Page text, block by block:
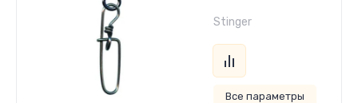
Stinger
Все параметры